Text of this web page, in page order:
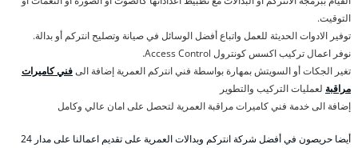
التوقيت.
توفير الادوات الحديثة للعمل واتباع أفضل الوسائل في صيانة وتصليح انتركم أو بدالة.
نوفر اعمال تركيب اكسس كونترول Access Control.
تغير الجكات أو السويتش بمهارة بواسطة فني انتركم العمرية إضافة الىفني كاميرات
مراقبة لعمليات التركيب والتطوير
إضافة الى خدمة فني كاميرات مراقبة العمرية لتحصل على امان عالي وكامل
أيضا حريصون في أفضل شركة انتركم وبدالات العمرية على تقديم اعمالنا على مدار 24